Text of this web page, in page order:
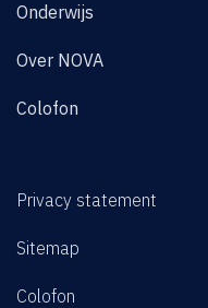
Onderwijs
Over NOVA
Colofon
Privacy statement
Sitemap
Colofon